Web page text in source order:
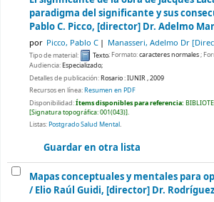
paradigma del significante y sus
Pablo C. Picco, [director] Dr. Adelmo
por Picco, Pablo C Manasseri, Adelmo Dr
Tipo de material: Texto; Formato:caracteres normales;
Audiencia:Especializado;
Detalles de publicación:Rosario :IUNIR ,2009
Recursos en línea:Resumen en PDF
Disponibilidad:Ítems disponibles para referencia:
Signatura topográfica:001(043) .
Listas:Postgrado Salud Mental.
Guardar en otra lista
Mapas conceptuales y mentales para
/Elio Raúl Guidi, [director] Dr.